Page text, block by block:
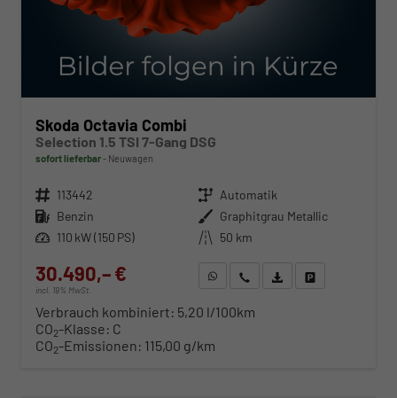
Skoda Octavia Combi
Selection 1.5 TSI 7-Gang DSG
sofort lieferbar Neuwagen
Fahrzeugnr. 113442 Getriebe Automatik
Kraftstoff Benzin Außenfarbe Graphitgrau Metallic
Leistung 110 kW (150 PS) Kilometerstand 50 km
30.490,– €
incl. 19% MwSt.
WhatsApp anfragen
Wir rufen Sie anFahrzeugexposé (PDF)
Verbrauch kombiniert: 5,20 l/100km
CO2-Klasse: C
CO2-Emissionen: 115,00 g/km